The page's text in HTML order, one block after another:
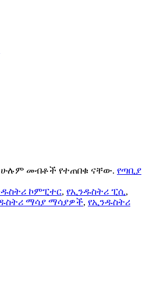
ሁሉም መብቶች የተጠበቁ ናቸው. የጣቢያ
ኮምፒተር, የኢንዱስትሪ ፒሲ,
ማሳያ ማሳያዎች, የኢንዱስትሪ